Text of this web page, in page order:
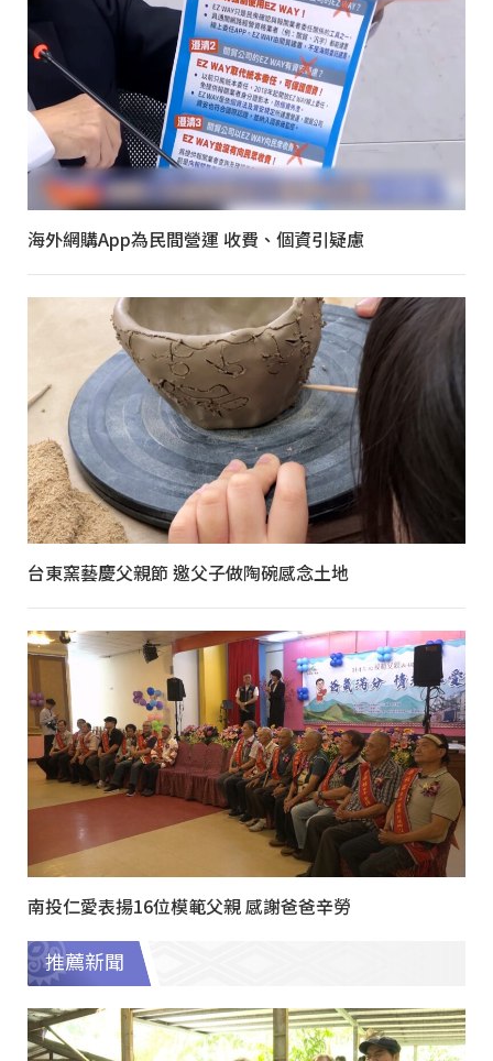
海外網購App為民間營運 收費、個資引疑慮
台東窯藝慶父親節 邀父子做陶碗感念土地
南投仁愛表揚16位模範父親 感謝爸爸辛勞
推薦新聞